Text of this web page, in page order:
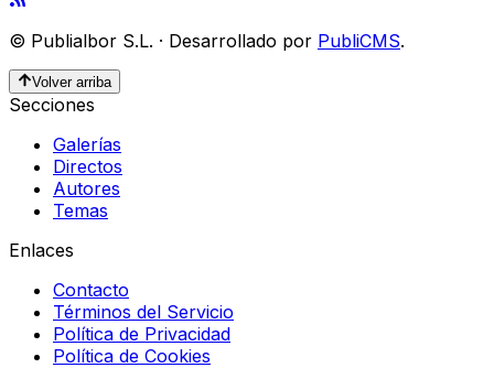
© Publialbor S.L. · Desarrollado por PubliCMS.
Volver arriba
Secciones
Galerías
Directos
Autores
Temas
Enlaces
Contacto
Términos del Servicio
Política de Privacidad
Política de Cookies